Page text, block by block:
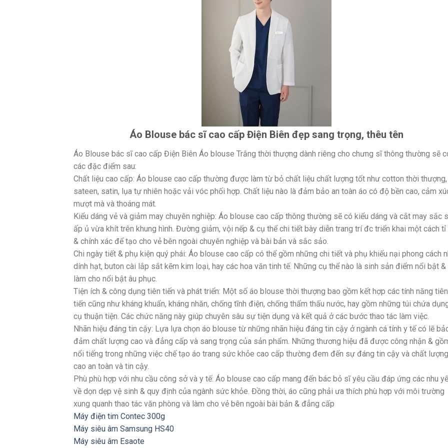
Áo Blouse bác sĩ cao cấp Điện Biên đẹp sang trọng, thêu tên
Áo Blouse bác sĩ cao cấp Điện Biên Áo blouse Trắng thời thượng dành riêng cho chưng sĩ thông thường sẽ
các đặc điểm sau:
Chất liệu cao cấp: Áo blouse cao cấp thường được làm từ bỏ chất liệu chất lượng tốt như cotton thời thượng,
sateen, satin, lụa tự nhiên hoặc vải vóc phối hợp. Chất liệu nào là đảm bảo an toàn áo có độ bền cao, cảm
mượt mà và thoáng mát.
Kiểu dáng vẻ và giảm may chuyên nghiệp: Áo blouse cao cấp thông thường sẽ có kiểu dáng và cắt may sắc
ấp ủ vừa khít trên khung hình. Đường giảm, vội nếp & cụ thể chi tiết bày diễn trang trí đc triển khai một cách tỉ
& chính xác để tạo cho vẻ bên ngoài chuyên nghiệp và bài bản và sắc sảo.
Chi ngày tiết & phụ kiện quý phái: Áo blouse cao cấp có thể gồm những chi tiết và phụ khiếu nại phong cách
dính hạt, buton cài lắp sắt kẽm kim loại, hay các hoa văn tinh tế. Những cụ thể nào là sinh sản điểm nổi bật &
làm cho nổi bật âu phục.
Tiện ích & công dụng tiên tiến và phát triển: Một số áo blouse thời thượng bao gồm kết hợp các tính năng tiên
tiến cũng như kháng khuẩn, kháng nhăn, chống tĩnh điện, chống thẩm thấu nước, hay gồm những túi chứa
cụ thuận tiện. Các chức năng này giúp chuyên sâu sự tiện dụng và kết quả ở các bước thao tác làm việc.
Nhãn hiệu đáng tin cậy: Lựa lựa chọn áo blouse từ những nhãn hiệu đáng tin cậy ở ngành cá tính y tế có lẽ
đảm chất lượng cao và đẳng cấp và sang trọng của sản phẩm. Những thương hiệu đã được công nhận &
nổi tiếng trong những việc chế tạo áo trang sức khỏe cao cấp thường đem đến sự đáng tin cậy và chất lượng
cao an toàn và tin cậy.
Phù phù hợp với nhu cầu công sở và y tế: Áo blouse cao cấp mang đến bác bỏ sĩ yêu cầu đáp ứng các nhu
về dọn dẹp vệ sinh & quy định của ngành sức khỏe. Đồng thời, áo cũng phải ưa thích phù hợp với môi trường
xung quanh thao tác văn phòng và làm cho vẻ bên ngoài bài bản & đẳng cấp
Máy điện tim Contec 300g
Máy siêu âm Samsung HS40
Máy siêu âm Esaote